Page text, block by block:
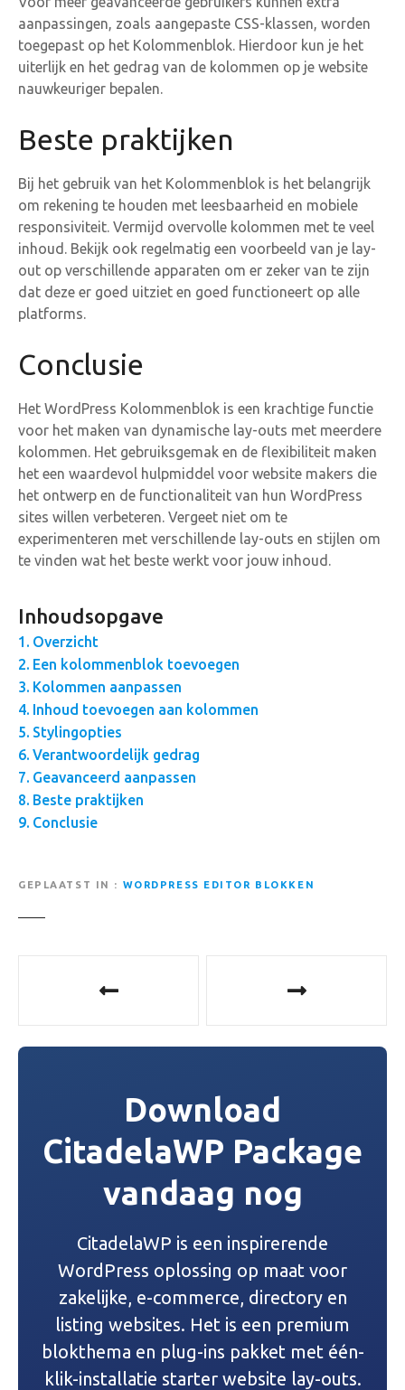
aanpassingen, zoals aangepaste CSS-klassen, worden
toegepast op het Kolommenblok. Hierdoor kun je het
uiterlijk en het gedrag van de kolommen op je website
nauwkeuriger bepalen.
Beste praktijken
Bij het gebruik van het Kolommenblok is het belangrijk
om rekening te houden met leesbaarheid en mobiele
responsiviteit. Vermijd overvolle kolommen met te veel
inhoud. Bekijk ook regelmatig een voorbeeld van je lay-
out op verschillende apparaten om er zeker van te zijn
dat deze er goed uitziet en goed functioneert op alle
platforms.
Conclusie
Het WordPress Kolommenblok is een krachtige functie
voor het maken van dynamische lay-outs met meerdere
kolommen. Het gebruiksgemak en de flexibiliteit maken
het een waardevol hulpmiddel voor website makers die
het ontwerp en de functionaliteit van hun WordPress
sites willen verbeteren. Vergeet niet om te
experimenteren met verschillende lay-outs en stijlen om
te vinden wat het beste werkt voor jouw inhoud.
Inhoudsopgave
Overzicht
Een kolommenblok toevoegen
Kolommen aanpassen
Inhoud toevoegen aan kolommen
Stylingopties
Verantwoordelijk gedrag
Geavanceerd aanpassen
Beste praktijken
Conclusie
GEPLAATST IN WORDPRESS EDITOR BLOKKEN
r
Download
CitadelaWP Package
vandaag nog
CitadelaWP is een inspirerende
WordPress oplossing op maat voor
zakelijke, e-commerce, directory en
listing websites. Het is een premium
blokthema en plug-ins pakket met één-
klik-installatie starter website lay-outs.